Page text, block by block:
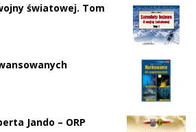
światowej. Tom
Jando – ORP